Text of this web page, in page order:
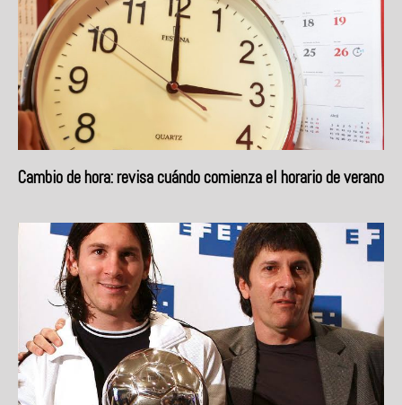
Cambio de hora: revisa cuándo comienza el horario de verano